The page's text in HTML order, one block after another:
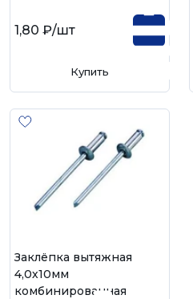
1,80 ₽/шт
Купить
Заклёпка вытяжная
4,0х10мм
комбинированная